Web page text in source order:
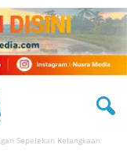
Sepelekan Kelangkaan